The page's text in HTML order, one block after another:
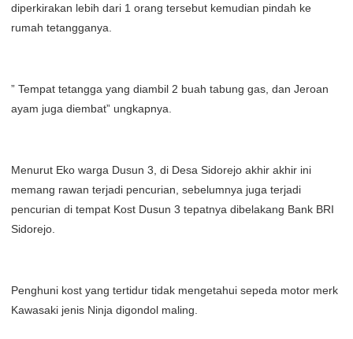
diperkirakan lebih dari 1 orang tersebut kemudian pindah ke
rumah tetangganya.
” Tempat tetangga yang diambil 2 buah tabung gas, dan Jeroan
ayam juga diembat” ungkapnya.
Menurut Eko warga Dusun 3, di Desa Sidorejo akhir akhir ini
memang rawan terjadi pencurian, sebelumnya juga terjadi
pencurian di tempat Kost Dusun 3 tepatnya dibelakang Bank BRI
Sidorejo.
Penghuni kost yang tertidur tidak mengetahui sepeda motor merk
Kawasaki jenis Ninja digondol maling.